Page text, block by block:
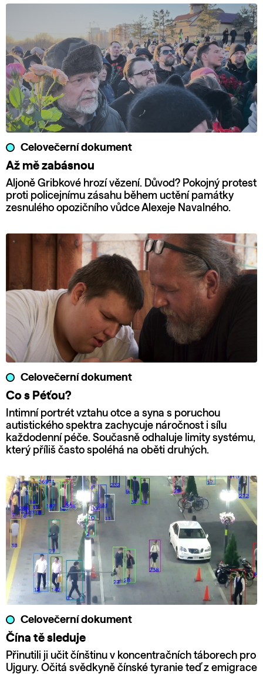
Celovečerní dokument
Až mě zabásnou
Aljoně Gribkové hrozí vězení. Důvod? Pokojný protest
proti policejnímu zásahu během uctění památky
zesnulého opozičního vůdce Alexeje Navalného.
Celovečerní dokument
Co s Péťou?
Intimní portrét vztahu otce a syna s poruchou
autistického spektra zachycuje náročnost i sílu
každodenní péče. Současně odhaluje limity systému,
který příliš často spoléhá na oběti druhých.
Celovečerní dokument
Čína tě sleduje
Přinutili ji učit čínštinu v koncentračních táborech pro
Ujgury. Očitá svědkyně čínské tyranie teď z emigrace